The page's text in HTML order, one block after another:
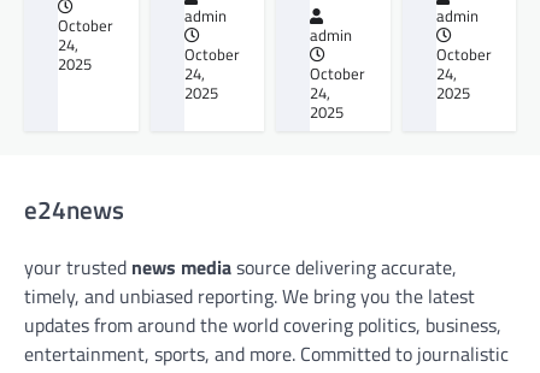
October
24,
2025
admin
October
24,
2025
admin
October
24,
2025
admin
October
24,
2025
e24news
your trusted news mediasource delivering accurate,
timely, and unbiased reporting. We bring you the latest
updates from around the world covering politics, business,
entertainment, sports, and more. Committed to journalistic